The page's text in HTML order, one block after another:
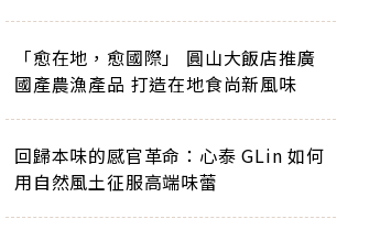
「愈在地，愈國際」 圓山大飯店推廣
國產農漁產品 打造在地食尚新風味
回歸本味的感官革命：心泰 GLin 如何
用自然風土征服高端味蕾